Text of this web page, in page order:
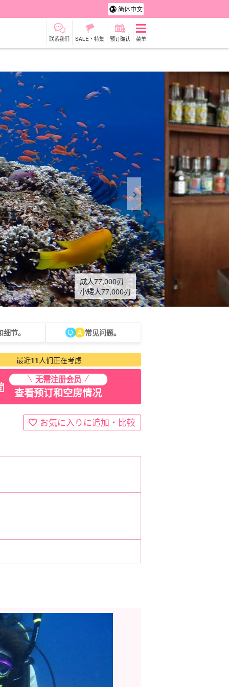
简体中文
联系我们 SALE・特集 预订确认 菜单
成人77,000刃
小矮人77,000刃
观光旅游
节。 常见问题。
最近11人们正在考虑
无需注册会员
查看预订和空房情况
お気に入りに追加・比較